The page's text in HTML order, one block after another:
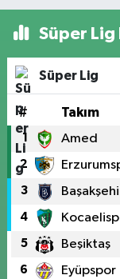
Süper Lig
Süper Lig
# Takım
1 Amed
2
3
4
5 Beşiktaş
6 Eyüpspor